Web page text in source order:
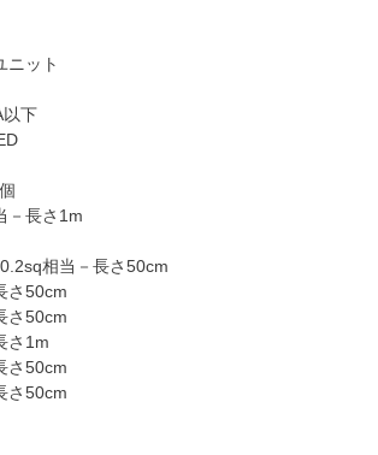
ニット
以下
－長さ1m
相当－長さ50cm
さ50cm
さ50cm
さ1m
さ50cm
さ50cm